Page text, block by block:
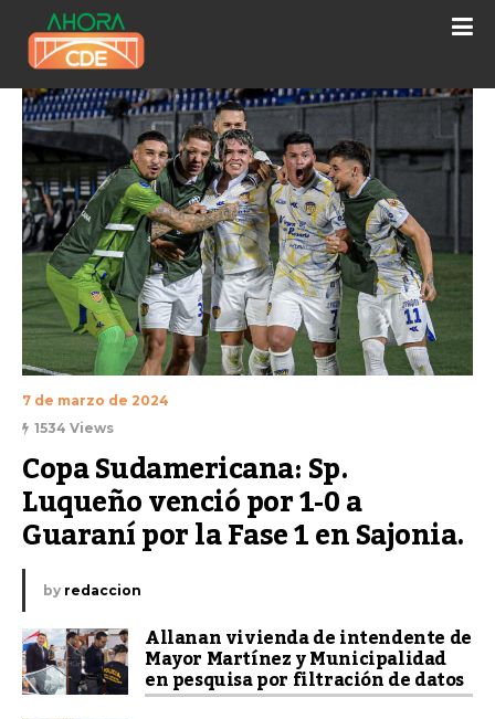
7 de marzo de 2024
1534 Views
Copa Sudamericana: Sp.
Luqueño venció por 1-0 a
Guaraní por la Fase 1 en Sajonia.
by redaccion
Allanan vivienda de intendente de
Mayor Martínez y Municipalidad
en pesquisa por filtración de datos